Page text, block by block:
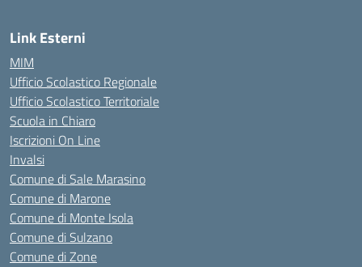
Link Esterni
MIM
Ufficio Scolastico Regionale
Ufficio Scolastico Territoriale
Scuola in Chiaro
Iscrizioni On Line
Invalsi
Comune di Sale Marasino
Comune di Marone
Comune di Monte Isola
Comune di Sulzano
Comune di Zone